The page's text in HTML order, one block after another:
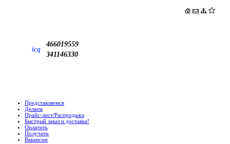
icq
466019559
341146330
Представляемся
Делаем
Прайс-лист/Распродажа
Быстрый заказ и доставка!
Оплатить
Получить
Вакансии